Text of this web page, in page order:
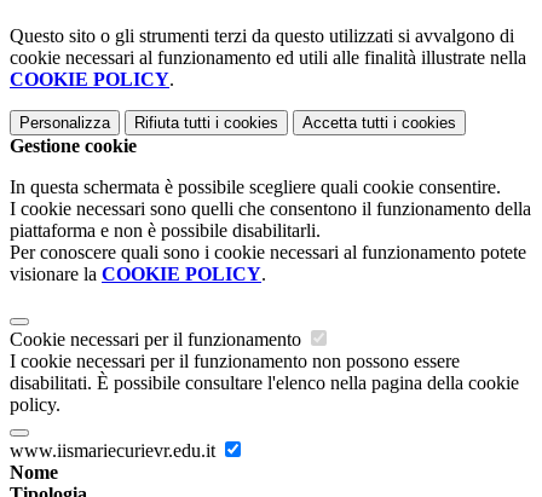
Questo sito o gli strumenti terzi da questo utilizzati si avvalgono di
cookie necessari al funzionamento ed utili alle finalità illustrate nella
COOKIE POLICY.
Personalizza Rifiuta tutti i cookies Accetta tutti i cookies
Gestione cookie
In questa schermata è possibile scegliere quali cookie consentire.
I cookie necessari sono quelli che consentono il funzionamento della
piattaforma e non è possibile disabilitarli.
Per conoscere quali sono i cookie necessari al funzionamento potete
visionare la COOKIE POLICY.
Cookie necessari per il funzionamento
I cookie necessari per il funzionamento non possono essere
disabilitati. È possibile consultare l'elenco nella pagina della cookie
policy.
www.iismariecurievr.edu.it
Nome